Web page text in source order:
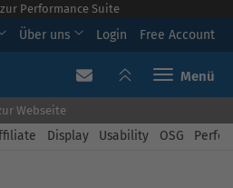
Performance Suite
Über uns Login Free Account
Toggle
Webseite
Display Usability OSG